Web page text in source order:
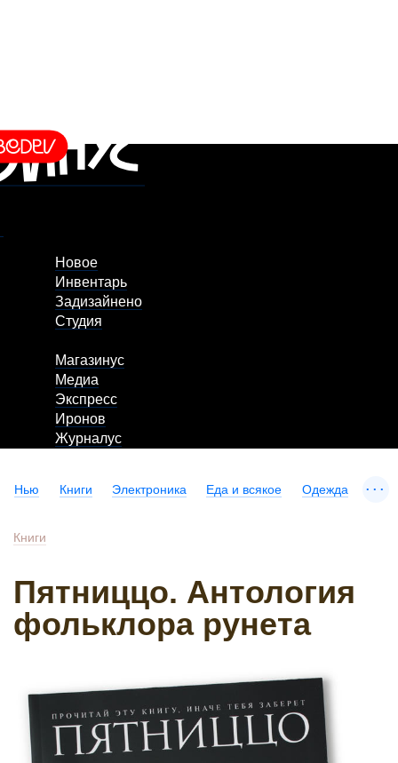
Новое
Инвентарь
Задизайнено
Студия
Магазинус
Медиа
Экспресс
Иронов
Журналус
Нью Книги Электроника Еда и всякое Одежда ...
Книги
Пятниццо. Антология
фольклора рунета